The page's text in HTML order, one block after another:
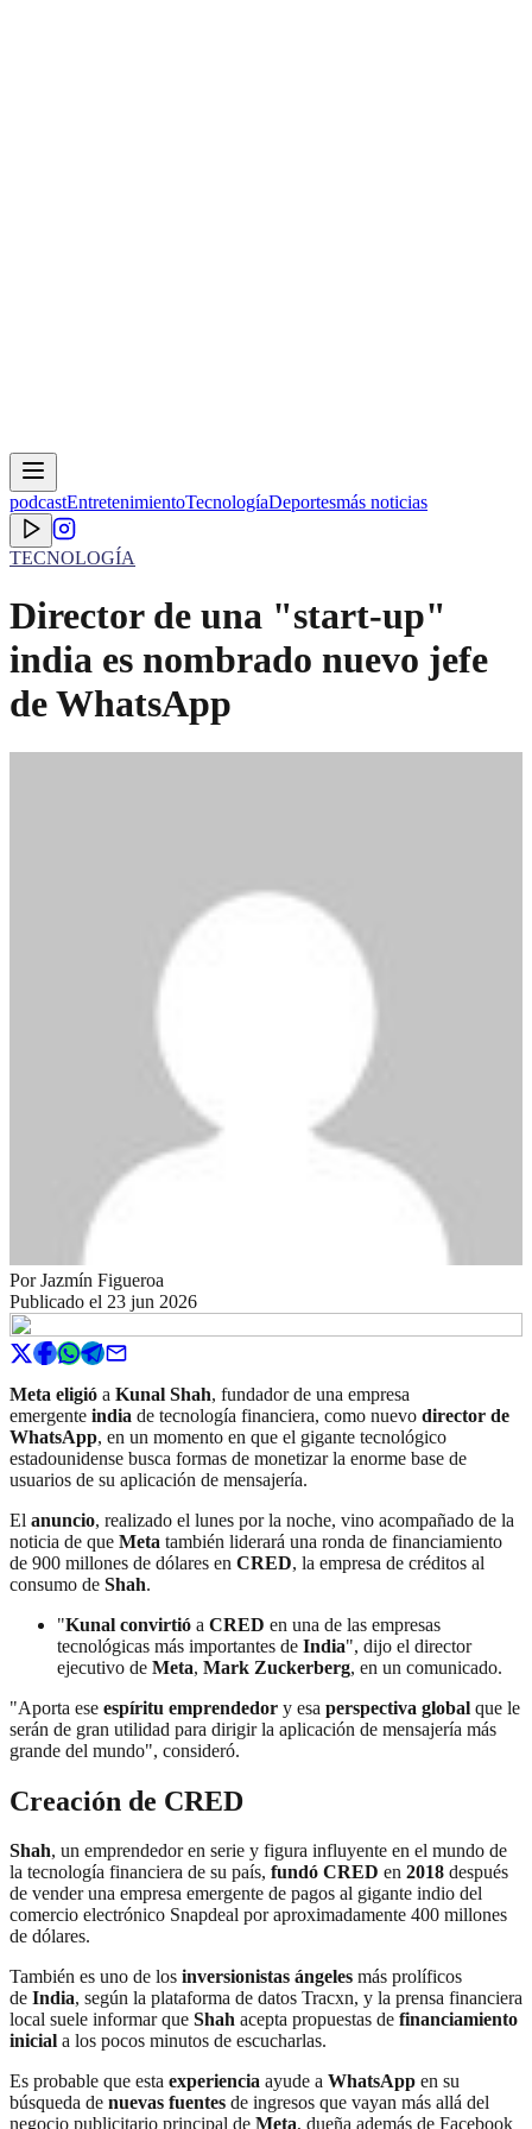
podcastEntretenimientoTecnologíaDeportesmás noticias
TECNOLOGÍA
Director de una "start-up"
india es nombrado nuevo jefe
de WhatsApp
PorJazmín Figueroa
Publicado el 23 jun 2026
Meta eligió a Kunal Shah, fundador de una empresa
emergente india de tecnología financiera, como nuevo director de
WhatsApp, en un momento en que el gigante tecnológico
estadounidense busca formas de monetizar la enorme base de
usuarios de su aplicación de mensajería.
El anuncio, realizado el lunes por la noche, vino acompañado de la
noticia de que Meta también liderará una ronda de financiamiento
de 900 millones de dólares en CRED, la empresa de créditos al
consumo de Shah.
"Kunal convirtió a CRED en una de las empresas
tecnológicas más importantes de India", dijo el director
ejecutivo de Meta, Mark Zuckerberg, en un comunicado.
"Aporta ese espíritu emprendedor y esa perspectiva global que le
serán de gran utilidad para dirigir la aplicación de mensajería más
grande del mundo", consideró.
Creación de CRED
Shah, un emprendedor en serie y figura influyente en el mundo de
la tecnología financiera de su país, fundó CRED en 2018 después
de vender una empresa emergente de pagos al gigante indio del
comercio electrónico Snapdeal por aproximadamente 400 millones
de dólares.
También es uno de los inversionistas ángeles más prolíficos
de India, según la plataforma de datos Tracxn, y la prensa financiera
local suele informar que Shah acepta propuestas de financiamiento
inicial a los pocos minutos de escucharlas.
Es probable que esta experiencia ayude a WhatsApp en su
búsqueda de nuevas fuentes de ingresos que vayan más allá del
negocio publicitario principal de Meta, dueña además de Facebook